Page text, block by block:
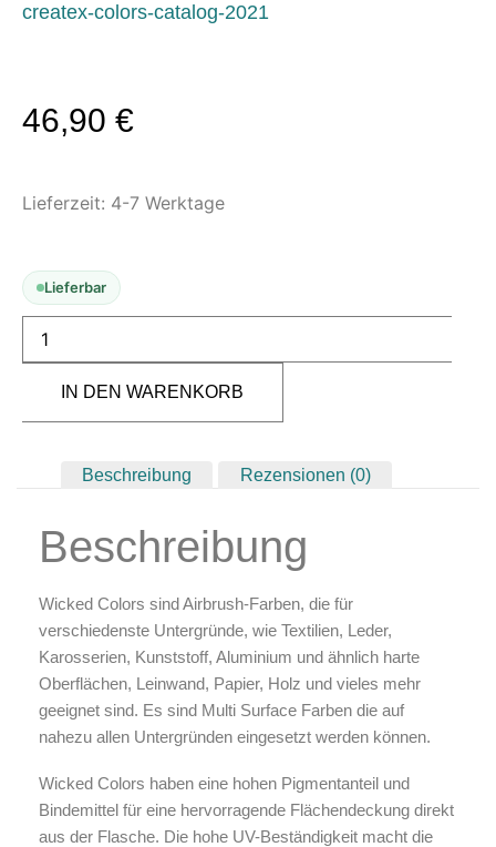
Spachtelmasse & Sprühspachtel
Maskierung & Schablonen
Oberflächenreiniger
Airbrush-Reiniger
Arbeitsplatz & Zubehör
Spezialliteratur & Anleitungen
createx-colors-catalog-2021
46,90 €
Lieferzeit: 4-7 Werktage
Lieferbar
IN DEN WARENKORB
Beschreibung Rezensionen (0)
Beschreibung
Wicked Colors sind Airbrush-Farben, die für
verschiedenste Untergründe, wie Textilien, Leder,
Karosserien, Kunststoff, Aluminium und ähnlich harte
Oberflächen, Leinwand, Papier, Holz und vieles mehr
geeignet sind. Es sind Multi Surface Farben die auf
nahezu allen Untergründen eingesetzt werden können.
Wicked Colors haben eine hohen Pigmentanteil und
Bindemittel für eine hervorragende Flächendeckung direkt
aus der Flasche. Die hohe UV-Beständigkeit macht die